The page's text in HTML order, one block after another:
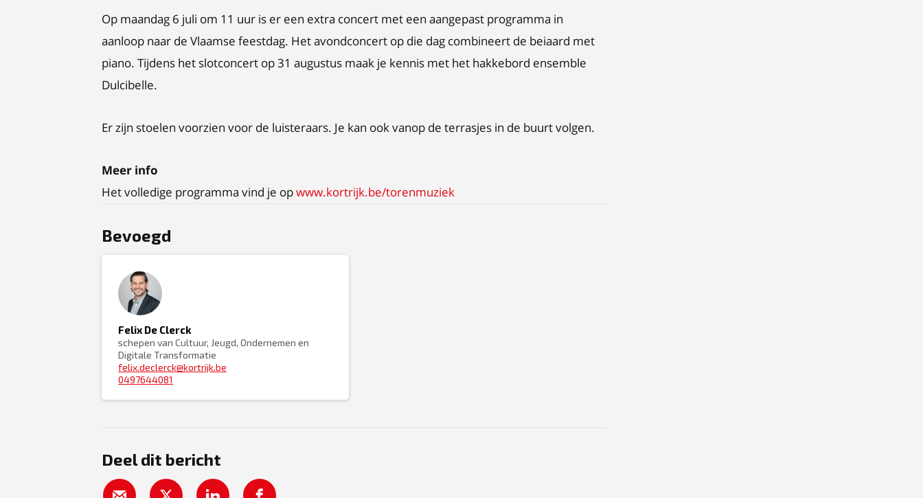
Op maandag 6 juli om 11 uur is er een extra concert met een aangepast programma in
aanloop naar de Vlaamse feestdag. Het avondconcert op die dag combineert de beiaard met
piano. Tijdens het slotconcert op 31 augustus maak je kennis met het hakkebord ensemble
Dulcibelle.
Er zijn stoelen voorzien voor de luisteraars. Je kan ook vanop de terrasjes in de buurt volgen.
Meer info
Het volledige programma vind je opwww.kortrijk.be/torenmuziek
Bevoegd
Felix De Clerck
schepen van Cultuur, Jeugd, Ondernemen en
Digitale Transformatie
felix.declerck@kortrijk.be
0497644081
Deel dit bericht